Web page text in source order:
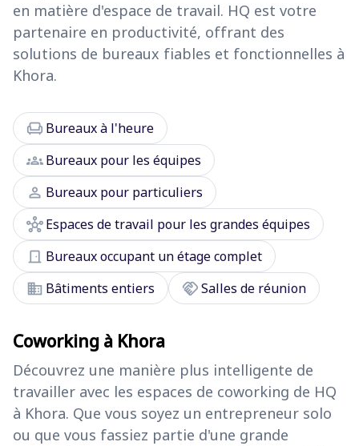
en matière d'espace de travail. HQ est votre
partenaire en productivité, offrant des
solutions de bureaux fiables et fonctionnelles à
Khora.
chair Bureaux à l'heure
groupsBureaux pour les équipes
person Bureaux pour particuliers
hubEspaces de travail pour les grandes équipes
door_front Bureaux occupant un étage complet
domain Bâtiments entiers handshakeSalles de réunion
Coworking à Khora
Découvrez une manière plus intelligente de
travailler avec les espaces de coworking de HQ
à Khora. Que vous soyez un entrepreneur solo
ou que vous fassiez partie d'une grande